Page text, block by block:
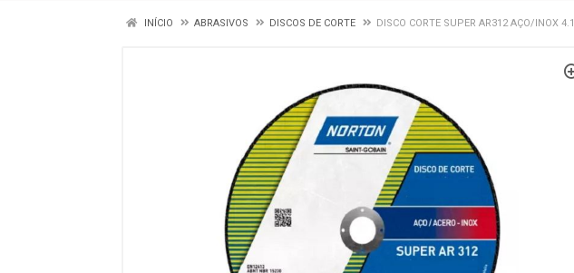
INÍCIO ABRASIVOS DISCOS DE CORTE DISCO CORTE SUPER AR312 AÇO/INOX